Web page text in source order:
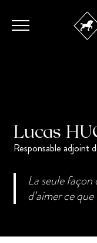
Lucas
Responsable adjoint
La seule façon
d’aimer ce